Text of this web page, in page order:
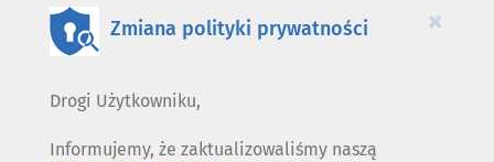
×
Zmiana polityki prywatności
Drogi Użytkowniku,
Informujemy, że zaktualizowaliśmy naszą